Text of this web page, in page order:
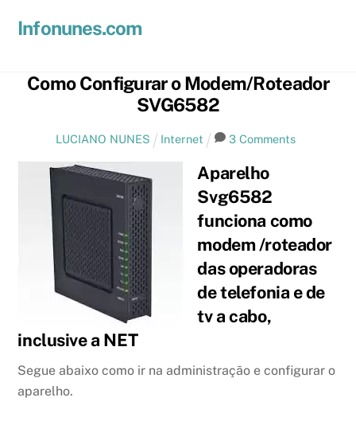
Infonunes.com
Como Configurar o Modem/Roteador
SVG6582
LUCIANO NUNES Internet 3 Comments
Aparelho
Svg6582
funciona como
modem /roteador
das operadoras
de telefonia e de
tv a cabo,
inclusive a NET
Segue abaixo como ir na administração e configurar o
aparelho.